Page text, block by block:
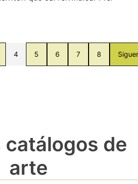
4 5 6 7 8
catálogos de
arte